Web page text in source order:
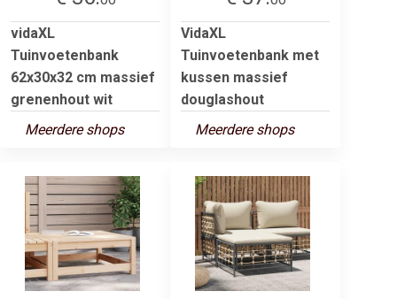
vidaXL
Tuinvoetenbank
62x30x32 cm massief
grenenhout wit
Meerdere shops
VidaXL
Tuinvoetenbank met
kussen massief
douglashout
Meerdere shops